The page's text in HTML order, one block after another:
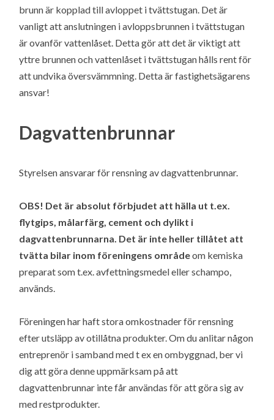
brunn är kopplad till avloppet i tvättstugan. Det är
vanligt att anslutningen i avloppsbrunnen i tvättstugan
är ovanför vattenlåset. Detta gör att det är viktigt att
yttre brunnen och vattenlåset i tvättstugan hålls rent för
att undvika översvämmning. Detta är fastighetsägarens
ansvar!
Dagvattenbrunnar
Styrelsen ansvarar för rensning av dagvattenbrunnar.
OBS! Det är absolut förbjudet att hälla ut t.ex.
flytgips, målarfärg, cement och dylikt i
dagvattenbrunnarna. Det är inte heller tillåtet att
tvätta bilar inom föreningens områdeom kemiska
preparat som t.ex. avfettningsmedel eller schampo,
används.
Föreningen har haft stora omkostnader för rensning
efter utsläpp av otillåtna produkter. Om du anlitar någon
entreprenör i samband med t ex en ombyggnad, ber vi
dig att göra denne uppmärksam på att
dagvattenbrunnar inte får användas för att göra sig av
med restprodukter.